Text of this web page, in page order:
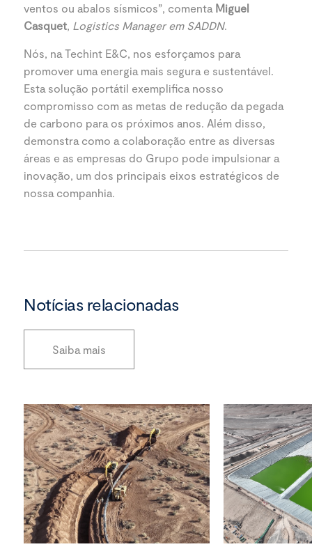
ventos ou abalos sísmicos”, comenta Miguel
Casquet, Logistics Manager em SADDN.
Nós, na Techint E&C, nos esforçamos para
promover uma energia mais segura e sustentável.
Esta solução portátil exemplifica nosso
compromisso com as metas de redução da pegada
de carbono para os próximos anos. Além disso,
demonstra como a colaboração entre as diversas
áreas e as empresas do Grupo pode impulsionar a
inovação, um dos principais eixos estratégicos de
nossa companhia.
Notícias relacionadas
Saiba mais